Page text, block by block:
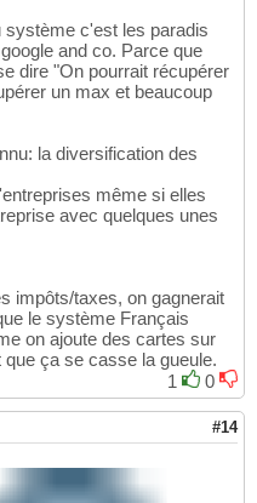
système c'est les paradis
and co. Parce que
dire "On pourrait récupérer
un max et beaucoup
la diversification des
même si elles
avec quelques unes
impôts/taxes, on gagnerait
le système Français
on ajoute des cartes sur
ça se casse la gueule.
1
0
#14